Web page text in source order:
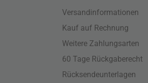
Versandinformationen
Kauf auf Rechnung
Weitere Zahlungsarten
60 Tage Rückgaberecht
Rücksendeunterlagen